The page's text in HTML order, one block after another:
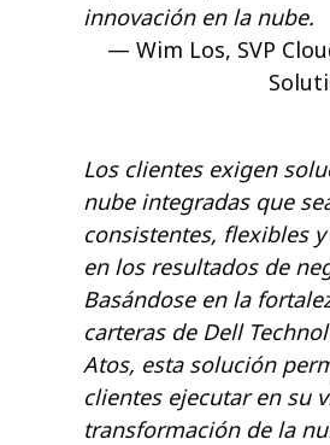
innovación en la nube.
Wim Los, SVP
Los clientes exigen
nube integradas que
consistentes, flexibles
en los resultados de
Basándose en la
carteras de Dell
Atos, esta solución
clientes ejecutar en su
transformación de la